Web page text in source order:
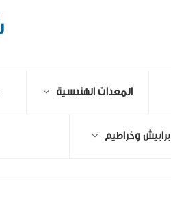
المعدات الهندسية
برابيش وخراطيم